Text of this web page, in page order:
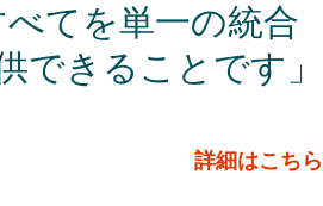
てを単一の統合
できることです」
詳細はこちら